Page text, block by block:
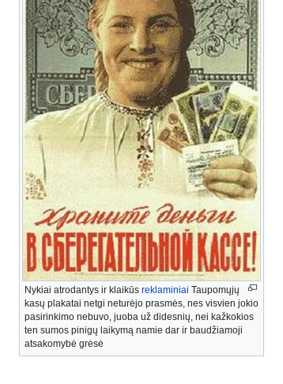
Nykiai atrodantys ir klaikūs reklaminiai Taupomųjų
kasų plakatai netgi neturėjo prasmės, nes visvien jokio
pasirinkimo nebuvo, juoba už didesnių, nei kažkokios
ten sumos pinigų laikymą namie dar ir baudžiamoji
atsakomybė grėsė